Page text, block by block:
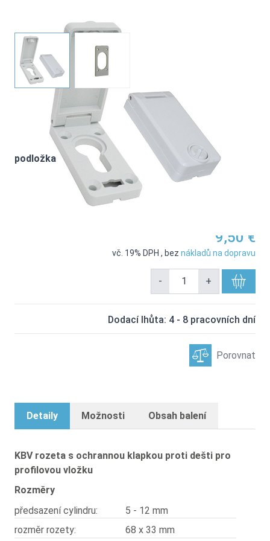
View larger image
Nastavení produktu
podložka
9,50 €
vč. 19% DPH , bez nákladů na dopravu
- +
Dodací lhůta: 4 - 8 pracovních dní
Porovnat
Detaily Možnosti Obsah balení
KBV rozeta s ochrannou klapkou proti dešti pro
profilovou vložku
Rozměry
předsazení cylindru:
5 - 12 mm
rozměr rozety:
68 x 33 mm